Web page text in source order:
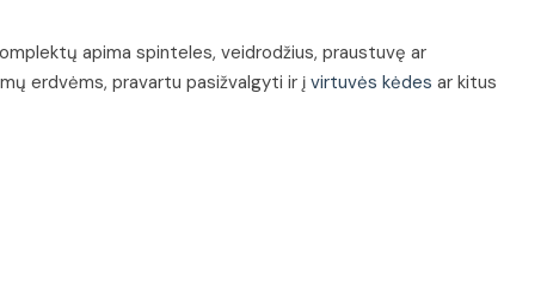
apima spinteles, veidrodžius, praustuvę ar
erdvėms, pravartu pasižvalgyti ir į virtuvės kėdes ar kitus